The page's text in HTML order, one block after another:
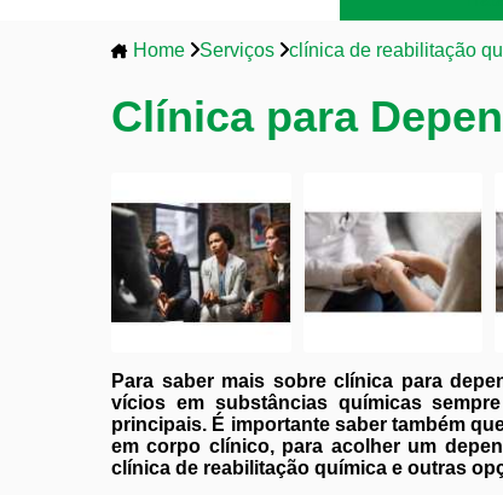
Home Serviços clínica de reabilitação
Clínica para
Para saber mais sobre clínica para
vícios em substâncias químicas
principais. É importante saber também
em corpo clínico, para acolher um
clínica de reabilitação química e outras